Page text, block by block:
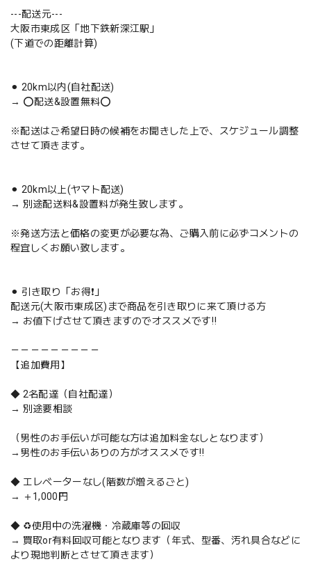
---配送元---
大阪市東成区「地下鉄新深江駅」
(下道での距離計算)
⚫︎ 20km以内(自社配送)
→ ⭕️配送&設置無料⭕️
※配送はご希望日時の候補をお聞きした上で、スケジュール調整
させて頂きます。
⚫︎ 20km以上(ヤマト配送)
→ 別途配送料&設置料が発生致します。
※発送方法と価格の変更が必要な為、ご購入前に必ずコメントの
程宜しくお願い致します。
⚫︎ 引き取り「お得❗️」
配送元(大阪市東成区)まで商品を引き取りに来て頂ける方
→ お値下げさせて頂きますのでオススメです‼️
－－－－－－－－－
【追加費用】
◆ 2名配達（自社配達）
→ 別途要相談
（男性のお手伝いが可能な方は追加料金なしとなります）
→男性のお手伝いありの方がオススメです‼️
◆ エレベーターなし(階数が増えるごと)
→ ＋1,000円
◆ ♻️使用中の洗濯機・冷蔵庫等の回収
→ 買取or有料回収可能となります（年式、型番、汚れ具合などに
より現地判断とさせて頂きます）